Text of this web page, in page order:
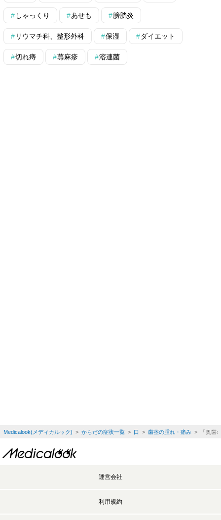
しゃっくり あせも 膀胱炎
リウマチ科、整形外科 保湿 ダイエット
切れ痔 蕁麻疹 溶連菌
Medicalook(メディカルック) > からだの症状一覧> 口 > 歯茎の腫れ・痛み> 「奥歯の
運営会社
利用規約